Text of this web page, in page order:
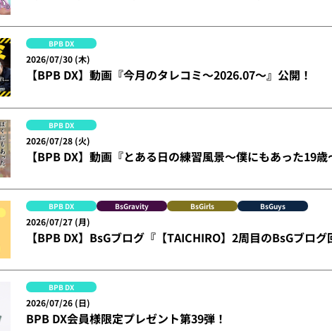
BPB DX
2026/07/30 (木)
【BPB DX】動画『今月のタレコミ～2026.07～』公開！
BPB DX
2026/07/28 (火)
【BPB DX】動画『とある日の練習風景～僕にもあった19歳
BPB DX BsGravity BsGirls BsGuys
2026/07/27 (月)
【BPB DX】BsGブログ『【TAICHIRO】2周目のBsGブロ
BPB DX
2026/07/26 (日)
BPB DX会員様限定プレゼント第39弾！